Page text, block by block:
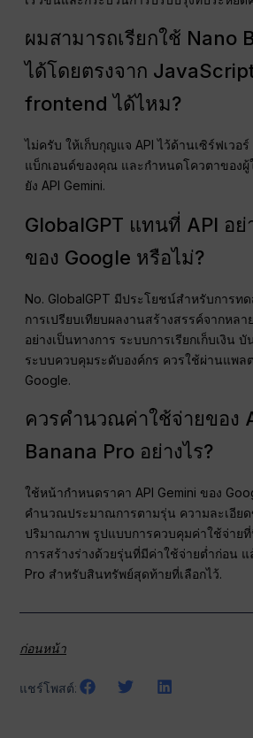
ผมสามารถเรียกใช้ Nano
ได้โดยตรงจาก
frontend ได้ไหม?
ไม่ครับ ให้เก็บกุญแจ API ไว้ด้านเซิร์ฟเวอ
แบ็กเอนด์ของคุณ และกำหนดโควตาของผู้
ยัง API Gemini.
GlobalGPT แทนที่ API อย่
ของ Google หรือไม่?
No. GlobalGPT มีประโยชน์สำหรับการทด
การเปรียบเทียบผลงานสร้างสรรค์จากหล
อย่างเป็นทางการ ระบบการเรียกเก็บเงิน
ระบบควบคุมระดับองค์กร ควรใช้ผ่านแพ
Google.
ควรคำนวณค่าใช้จ่ายของ
Banana Pro อย่างไร?
ใช้หน้ากำหนดราคา API Gemini ของ
คำนวณประมาณการตามรุ่น ความละเอีย
ปริมาณภาพ รูปแบบการควบคุมค่าใช้จ่าย
การสร้างร่างด้วยรุ่นที่มีค่าใช้จ่ายต่ำก่อน แ
Pro สำหรับสินทรัพย์สุดท้ายที่เลือกไว้.
ก่อนหน้า
แชร์โพสต์: